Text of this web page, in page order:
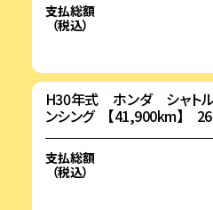
支払総額
（税込）
H30年式 ホンダ シャト
ンシング 【41,900km】
支払総額
（税込）